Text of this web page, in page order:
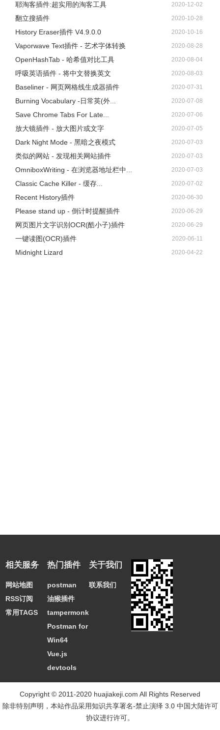
耶淘客插件:超实用的淘客工具 2020-12-02
翻立搜插件 2020-10-28
History Eraser插件 V4.9.0.0 2020-10-16
Vaporwave Text插件 - 艺术字体转换 2020-08-28
OpenHashTab - 哈希值对比工具 2020-08-04
呼吸英语插件 - 将中文替换英文 2020-08-03
Baseliner - 网页网格线生成器插件 2020-07-31
Burning Vocabulary -日常英(外... 2020-07-08
Save Chrome Tabs For Late... 2020-07-06
放大镜插件 - 放大图片或文字 2020-07-05
Dark Night Mode - 黑暗之夜模式 2020-07-03
类似的网站 - 发现相关网站插件 2020-07-03
OmniboxWriting - 在浏览器地址栏中... 2020-07-03
Classic Cache Killer - 缓存... 2020-07-02
Recent History插件 2020-06-30
Please stand up - 倒计时提醒插件 2020-06-29
网页图片文字识别OCR(酷小子)插件 2020-06-29
一键读图(OCR)插件 2020-06-11
Midnight Lizard 2020-04-22
相关服务
网站地图
RSS订阅
常用TAGS
热门插件
postman
油猴插件
tampermonkey
Postman for
Win64
Vue.js
devtools
关于我们
联系我们
Copyright © 2011-2020 huajiakeji.com All Rights Reserved
除非特别声明，本站作品采用知识共享署名-禁止演绎 3.0 中国大陆许可
协议进行许可。